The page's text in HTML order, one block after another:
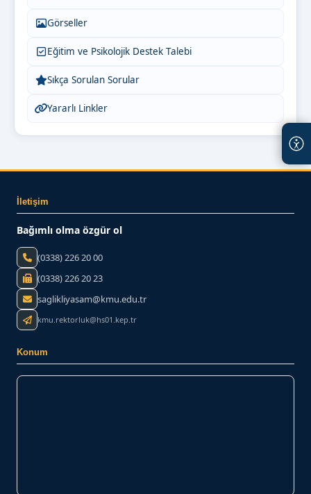
Görseller
Eğitim ve Psikolojik Destek Talebi
Sıkça Sorulan Sorular
Yararlı Linkler
İletişim
Bağımlı olma özgür ol
(0338) 226 20 00
(0338) 226 20 23
saglikliyasam@kmu.edu.tr
kmu.rektorluk@hs01.kep.tr
Konum